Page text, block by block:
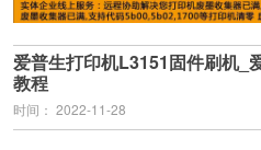
爱普生打印机L3151固件刷机_
教程
时间： 2022-11-28